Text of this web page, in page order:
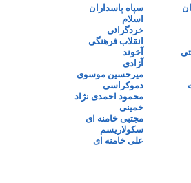
سپاه پاسداران
اسلام
خردگرائی
انقلاب فرهنگی
آخوند
آزادی
میرحسین موسوی
دموکراسی
محمود احمدی نژاد
خمینی
مجتبی خامنه ای
سکولاریسم
علی خامنه ای